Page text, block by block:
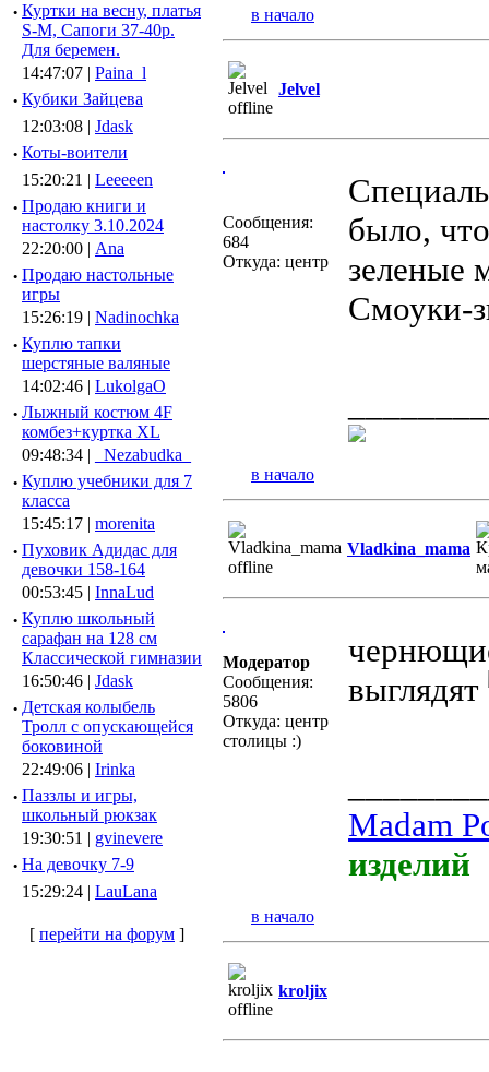
· Куртки на весну, платья
S-M, Сапоги 37-40р.
Для беремен.
14:47:07 | Paina_l
· Кубики Зайцева
12:03:08 | Jdask
· Коты-воители
15:20:21 | Leeeeen
· Продаю книги и
настолку 3.10.2024
22:20:00 | Ana
· Продаю настольные
игры
15:26:19 | Nadinochka
· Куплю тапки
шерстяные валяные
14:02:46 | LukolgaO
· Лыжный костюм 4F
комбез+куртка XL
09:48:34 |
_Nezabudka_
· Куплю учебники для 7
класса
15:45:17 | morenita
· Пуховик Адидас для
девочки 158-164
00:53:45 | InnaLud
· Куплю школьный
сарафан на 128 см
Классической гимназии
16:50:46 | Jdask
· Детская колыбель
Тролл с опускающейся
боковиной
22:49:06 | Irinka
· Паззлы и игры,
школьный рюкзак
19:30:51 | gvinevere
· Hа девочку 7-9
15:29:24 | LauLana
[ перейти на форум ]
в начало
Jelvel
Сообщения:
684
Откуда: центр
было,
зеленые
Смоуки-
в начало
Vladkina_mama
Модератор
Сообщения:
5806
Откуда: центр
столицы :)
выглядят
Madam
изделий
в начало
kroljix